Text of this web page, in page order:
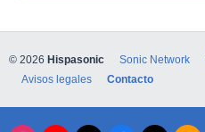
© 2026 Hispasonic Sonic Network
Avisos legales
Contacto